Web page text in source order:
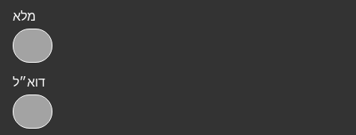
מלא
דוא״ל